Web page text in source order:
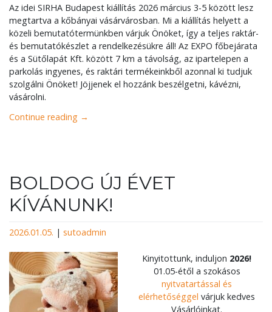
Az idei SIRHA Budapest kiállítás 2026 március 3-5 között lesz
megtartva a kőbányai vásárvárosban. Mi a kiállítás helyett a
közeli bemutatótermünkben várjuk Önöket, így a teljes raktár-
és bemutatókészlet a rendelkezésükre áll! Az EXPO főbejárata
és a Sütőlapát Kft. között 7 km a távolság, az ipartelepen a
parkolás ingyenes, és raktári termékeinkből azonnal ki tudjuk
szolgálni Önöket! Jöjjenek el hozzánk beszélgetni, kávézni,
vásárolni.
Continue reading →
BOLDOG ÚJ ÉVET
KÍVÁNUNK!
2026.01.05. | sutoadmin
Kinyitottunk, induljon 2026!
01.05-étől a szokásos
nyitvatartással és
elérhetőséggel várjuk kedves
Vásárlóinkat.